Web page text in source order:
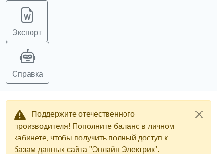
Экспорт
Справка
Поддержите отечественного
производителя! Пополните баланс в личном
кабинете, чтобы получить полный доступ к
базам данных сайта "Онлайн Электрик".